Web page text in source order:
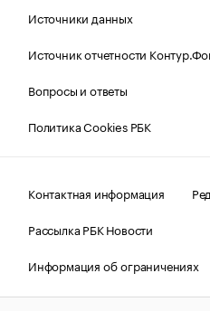
Источники данных
Источник отчетности
Вопросы и ответы
Политика Cookies РБК
Контактная информация
Рассылка РБК Новости
Информация об ограничениях
Правовая информация
О